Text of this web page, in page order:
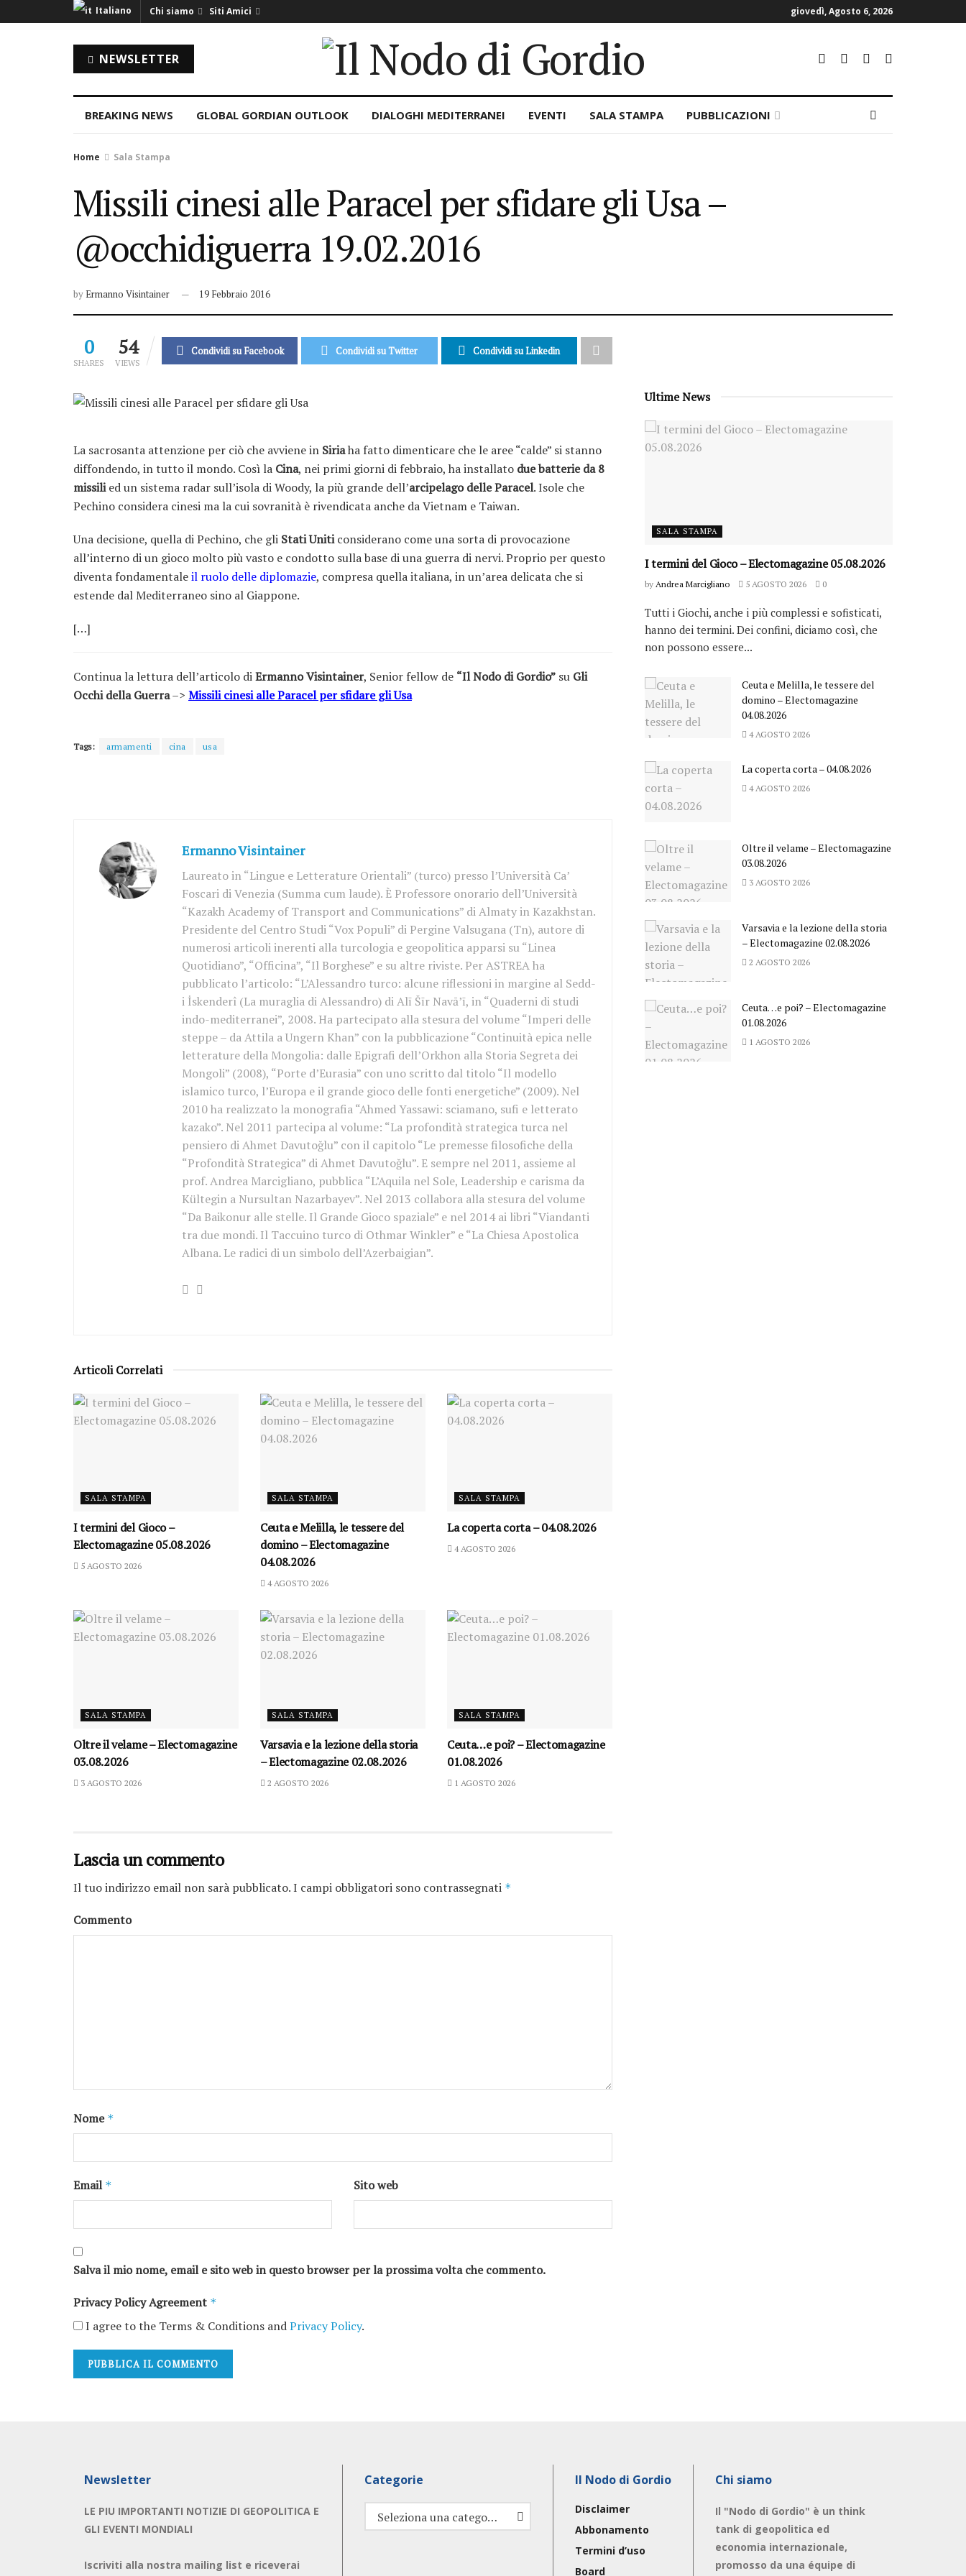
Italiano Chi siamo Siti Amici giovedì, Agosto 6, 2026
NEWSLETTER
BREAKING NEWS GLOBAL GORDIAN OUTLOOK DIALOGHI MEDITERRANEI EVENTI SALA STAMPA PUBBLICAZIONI
Home Sala Stampa
Missili cinesi alle Paracel per sfidare gli Usa –
@occhidiguerra 19.02.2016
byErmanno Visintainer 19 Febbraio 2016
0
SHARES
54
VIEWS
Condividi su Facebook Condividi su Twitter Condividi su Linkedin
La sacrosanta attenzione per ciò che avviene in Siriaha fatto dimenticare che le aree “calde” si stanno
diffondendo, in tutto il mondo. Così la Cina, nei primi giorni di febbraio, ha installato due batterie da 8
missilied un sistema radar sull’isola di Woody, la più grande dell’arcipelago delle Paracel. Isole che
Pechino considera cinesi ma la cui sovranità è rivendicata anche da Vietnam e Taiwan.
Una decisione, quella di Pechino, che gli Stati Uniticonsiderano come una sorta di provocazione
all’interno di un gioco molto più vasto e condotto sulla base di una guerra di nervi. Proprio per questo
diventa fondamentaleil ruolo delle diplomazie, compresa quella italiana, in un’area delicata che si
estende dal Mediterraneo sino al Giappone.
[…]
Continua la lettura dell’articolo diErmanno Visintainer, Senior fellow de “Il Nodo di Gordio” su Gli
Occhi della Guerra–> Missili cinesi alle Paracel per sfidare gli Usa
Tags: armamenti cina usa
Ermanno Visintainer
Laureato in “Lingue e Letterature Orientali” (turco) presso l’Università Ca’
Foscari di Venezia (Summa cum laude). È Professore onorario dell’Università
“Kazakh Academy of Transport and Communications” di Almaty in Kazakhstan.
Presidente del Centro Studi “Vox Populi” di Pergine Valsugana (Tn), autore di
numerosi articoli inerenti alla turcologia e geopolitica apparsi su “Linea
Quotidiano”, “Officina”, “Il Borghese” e su altre riviste. Per ASTREA ha
pubblicato l’articolo: “L’Alessandro turco: alcune riflessioni in margine al Sedd-
i İskenderî (La muraglia di Alessandro) di Alī Šīr Navā’ī, in “Quaderni di studi
indo-mediterranei”, 2008. Ha partecipato alla stesura del volume “Imperi delle
steppe – da Attila a Ungern Khan” con la pubblicazione “Continuità epica nelle
letterature della Mongolia: dalle Epigrafi dell’Orkhon alla Storia Segreta dei
Mongoli” (2008), “Porte d’Eurasia” con uno scritto dal titolo “Il modello
islamico turco, l’Europa e il grande gioco delle fonti energetiche” (2009). Nel
2010 ha realizzato la monografia “Ahmed Yassawi: sciamano, sufi e letterato
kazako”. Nel 2011 partecipa al volume: “La profondità strategica turca nel
pensiero di Ahmet Davutoğlu” con il capitolo “Le premesse filosofiche della
“Profondità Strategica” di Ahmet Davutoğlu”. E sempre nel 2011, assieme al
prof. Andrea Marcigliano, pubblica “L’Aquila nel Sole, Leadership e carisma da
Kültegin a Nursultan Nazarbayev”. Nel 2013 collabora alla stesura del volume
“Da Baikonur alle stelle. Il Grande Gioco spaziale” e nel 2014 ai libri “Viandanti
tra due mondi. Il Taccuino turco di Othmar Winkler” e “La Chiesa Apostolica
Albana. Le radici di un simbolo dell’Azerbaigian”.
Articoli Correlati
SALA STAMPA
I termini del Gioco –
Electomagazine 05.08.2026
5 AGOSTO 2026
SALA STAMPA
Ceuta e Melilla, le tessere del
domino – Electomagazine
04.08.2026
4 AGOSTO 2026
SALA STAMPA
La coperta corta – 04.08.2026
4 AGOSTO 2026
SALA STAMPA
Oltre il velame – Electomagazine
03.08.2026
3 AGOSTO 2026
SALA STAMPA
Varsavia e la lezione della storia
– Electomagazine 02.08.2026
2 AGOSTO 2026
SALA STAMPA
Ceuta…e poi? – Electomagazine
01.08.2026
1 AGOSTO 2026
Lascia un commento
Il tuo indirizzo email non sarà pubblicato.I campi obbligatori sono contrassegnati *
Commento
Nome *
Email * Sito web
Salva il mio nome, email e sito web in questo browser per la prossima volta che commento.
Privacy Policy Agreement *
I agree to the Terms & Conditions andPrivacy Policy.
Ultime News
SALA STAMPA
I termini del Gioco – Electomagazine 05.08.2026
by Andrea Marcigliano 5 AGOSTO 2026 0
Tutti i Giochi, anche i più complessi e sofisticati,
hanno dei termini. Dei confini, diciamo così, che
non possono essere...
Ceuta e Melilla, le tessere del
domino – Electomagazine
04.08.2026
4 AGOSTO 2026
La coperta corta – 04.08.2026
4 AGOSTO 2026
Oltre il velame – Electomagazine
03.08.2026
3 AGOSTO 2026
Varsavia e la lezione della storia
– Electomagazine 02.08.2026
2 AGOSTO 2026
Ceuta…e poi? – Electomagazine
01.08.2026
1 AGOSTO 2026
Newsletter
LE PIU IMPORTANTI NOTIZIE DI GEOPOLITICA E
GLI EVENTI MONDIALI
Iscriviti alla nostra mailing list e riceverai
Categorie
Categorie Seleziona una categoria
Il Nodo di Gordio
Disclaimer
Abbonamento
Termini d’uso
Board
Chi siamo
Il "Nodo di Gordio" è un think
tank di geopolitica ed
economia internazionale,
promosso da una équipe di